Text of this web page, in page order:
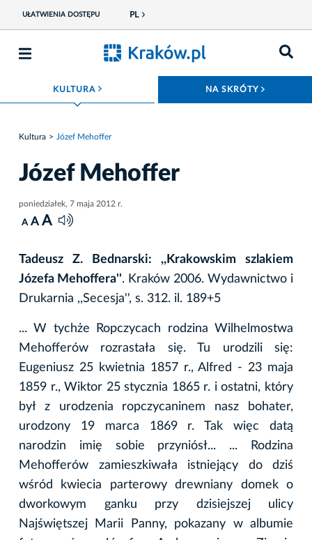
UŁATWIENIA DOSTĘPU PL
KULTURA ROZWIŃ MENU NA SKRÓTY
Kultura Józef Mehoffer
Józef Mehoffer
poniedziałek, 7 maja 2012 r.
A A A
Tadeusz Z. Bednarski: ,,Krakowskim szlakiem
Józefa Mehoffera''. Kraków 2006. Wydawnictwo i
Drukarnia ,,Secesja'', s. 312. il. 189+5
... W tychże Ropczycach rodzina Wilhelmostwa
Mehofferów rozrastała się. Tu urodzili się:
Eugeniusz 25 kwietnia 1857 r., Alfred - 23 maja
1859 r., Wiktor 25 stycznia 1865 r. i ostatni, który
był z urodzenia ropczycaninem nasz bohater,
urodzony 19 marca 1869 r. Tak więc datą
narodzin imię sobie przyniósł... ... Rodzina
Mehofferów zamieszkiwała istniejący do dziś
wśród kwiecia parterowy drewniany domek o
dworkowym ganku przy dzisiejszej ulicy
Najświętszej Marii Panny, pokazany w albumie